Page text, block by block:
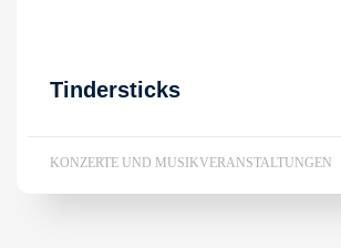
Tindersticks
KONZERTE UND MUSIKVERANSTALTUNGEN